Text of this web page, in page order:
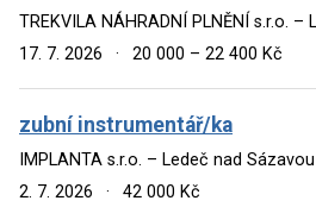
TREKVILA NÁHRADNÍ PLNĚNÍ s.r.o.
17. 7. 2026
· 20 000 – 22 400 Kč
zubní instrumentář/ka
IMPLANTA s.r.o. – Ledeč nad Sázavou
2. 7. 2026
· 42 000 Kč